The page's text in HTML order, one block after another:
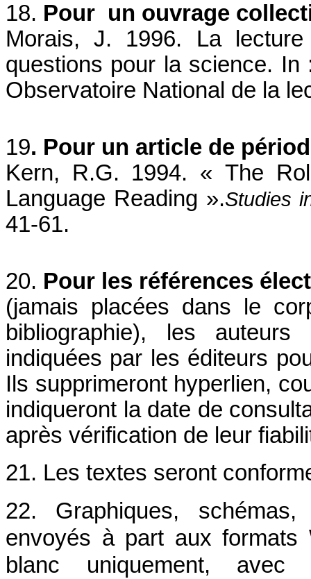
18. Pour un ouvrage
Morais, J. 1996. La
questions pour la science.
Observatoire National de la
19. Pour un article de
Kern, R.G. 1994. « The
Language Reading ».Studies
41-61.
20. Pour les références
(jamais placées dans le
bibliographie), les
indiquées par les éditeurs
Ils supprimeront hyperlien,
indiqueront la date de
après vérification de leur
21. Les textes seront
22. Graphiques,
envoyés à part aux
blanc uniquement,